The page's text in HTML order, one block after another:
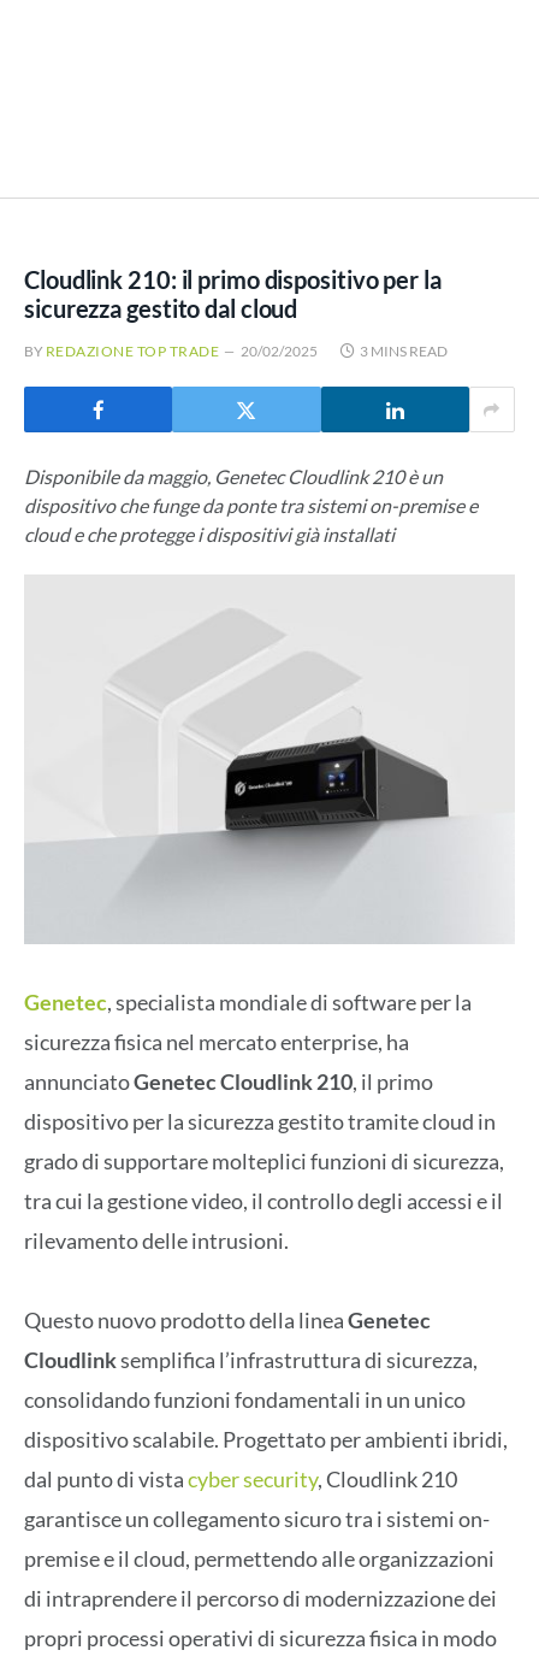
Cloudlink 210: il primo dispositivo per la
sicurezza gestito dal cloud
BY REDAZIONE TOP TRADE 20/02/2025 3 MINS READ
Disponibile da maggio, Genetec Cloudlink 210 è un
dispositivo che funge da ponte tra sistemi on-premise e
cloud e che protegge i dispositivi già installati
Genetec, specialista mondiale di software per la
sicurezza fisica nel mercato enterprise, ha
annunciatoGenetec Cloudlink 210, il primo
dispositivo per la sicurezza gestito tramite cloud in
grado di supportare molteplici funzioni di sicurezza,
tra cui la gestione video, il controllo degli accessi e il
rilevamento delle intrusioni.
Questo nuovo prodotto della lineaGenetec
Cloudlinksemplifica l’infrastruttura di sicurezza,
consolidando funzioni fondamentali in un unico
dispositivo scalabile. Progettato per ambienti ibridi,
dal punto di vistacyber security, Cloudlink 210
garantisce un collegamento sicuro tra i sistemi on-
premise e il cloud, permettendo alle organizzazioni
di intraprendere il percorso di modernizzazione dei
propri processi operativi di sicurezza fisica in modo